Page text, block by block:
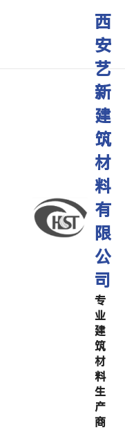
西
安
艺
新
建
筑
材
料
有
限
公
司
专
业
建
筑
材
料
生
产
商